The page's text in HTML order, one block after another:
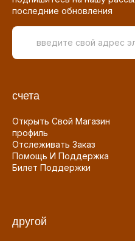
последние обновления
счета
Открыть Свой Магазин
профиль
Отслеживать Заказ
Помощь И Поддержка
Билет Поддержки
другой